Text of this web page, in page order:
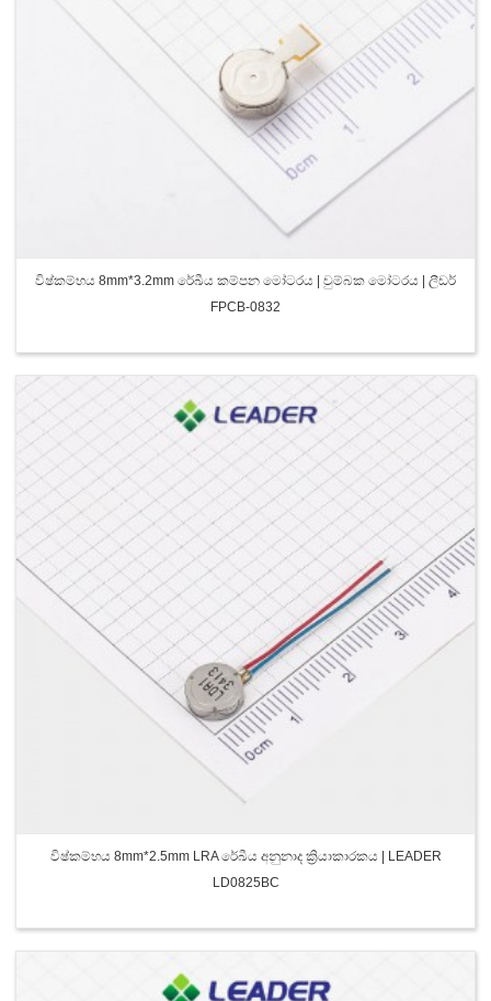
විෂ්කම්භය 8mm*3.2mm රේඛීය කම්පන මෝටරය | චුම්බක මෝටරය | ලීඩර්
FPCB-0832
විෂ්කම්භය 8mm*2.5mm LRA රේඛීය අනුනාද ක්‍රියාකාරකය | LEADER
LD0825BC